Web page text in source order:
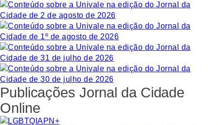
Publicações Jornal da Cidade
Online